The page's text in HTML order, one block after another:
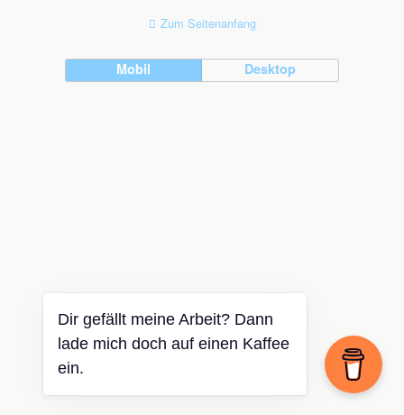
Zum Seitenanfang
Mobil Desktop
Dir gefällt meine Arbeit? Dann
lade mich doch auf einen Kaffee
ein.